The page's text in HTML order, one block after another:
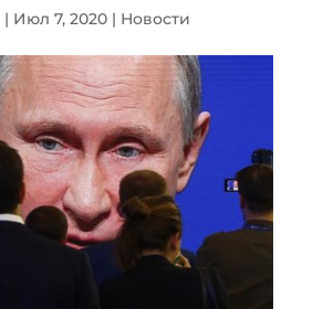
| Июл 7, 2020| Новости